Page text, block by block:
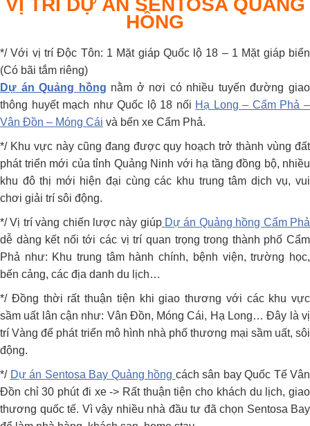
VỊ TRÍ DỰ ÁN SENTOSA QUẢNG
HỒNG
*/ Với vị trí Độc Tôn: 1 Mặt giáp Quốc lộ 18 – 1 Mặt giáp biển
(Có bãi tắm riêng)
Dự án Quảng hồng nằm ở nơi có nhiều tuyến đường giao
thông huyết mạch như Quốc lộ 18 nối Hạ Long – Cẩm Phả –
Vân Đồn – Móng Cái và bến xe Cẩm Phả.
*/ Khu vực này cũng đang được quy hoạch trở thành vùng đất
phát triển mới của tỉnh Quảng Ninh với hạ tầng đồng bộ, nhiều
khu đô thị mới hiện đại cùng các khu trung tâm dịch vụ, vui
chơi giải trí sôi động.
*/ Vị trí vàng chiến lược này giúp Dự án Quảng hồng Cẩm Phả
dễ dàng kết nối tới các vị trí quan trọng trong thành phố Cẩm
Phả như: Khu trung tâm hành chính, bệnh viện, trường học,
bến cảng, các địa danh du lịch…
*/ Đồng thời rất thuận tiện khi giao thương với các khu vực
sầm uất lân cận như: Vân Đồn, Móng Cái, Hạ Long… Đây là vị
trí Vàng để phát triển mô hình nhà phố thương mại sầm uất, sôi
động.
*/ Dự án Sentosa Bay Quảng hồng cách sân bay Quốc Tế Vân
Đồn chỉ 30 phút đi xe -> Rất thuận tiện cho khách du lịch, giao
thương quốc tế. Vì vậy nhiều nhà đầu tư đã chọn Sentosa Bay